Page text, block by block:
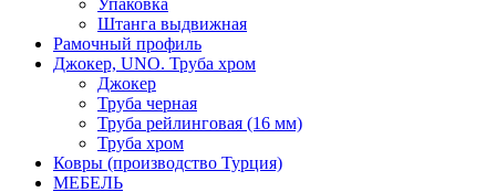
Штанга выдвижная
Рамочный профиль
Джокер, UNO. Труба хром
Джокер
Труба черная
Труба рейлинговая (16 мм)
Труба хром
Ковры (производство Турция)
МЕБЕЛЬ